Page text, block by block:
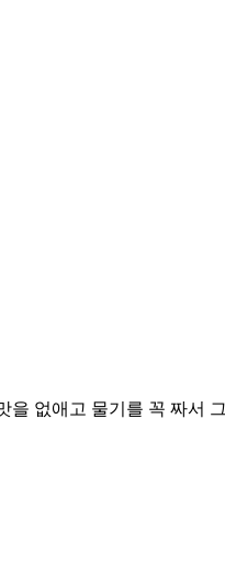
없애고 물기를 꼭 짜서